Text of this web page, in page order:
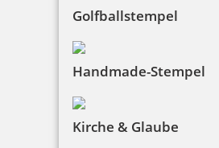
Golfballstempel
Handmade-Stempel
Kirche & Glaube